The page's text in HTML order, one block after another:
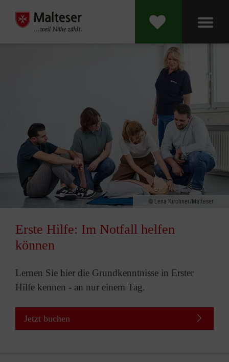
Lena Kirchner/Malteser
Erste Hilfe: Im Notfall helfen
können
Lernen Sie hier die Grundkenntnisse in Erster
Hilfe kennen - an nur einem Tag.
Jetzt buchen